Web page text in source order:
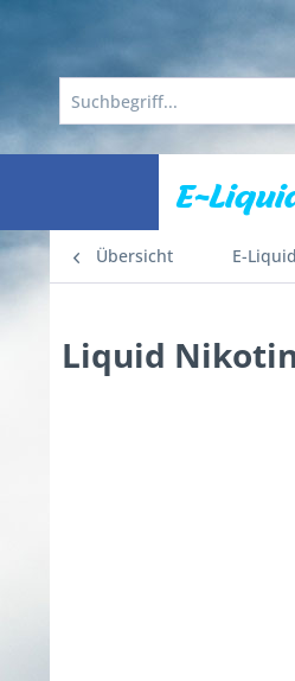
E-
Übersicht E-
Liquid